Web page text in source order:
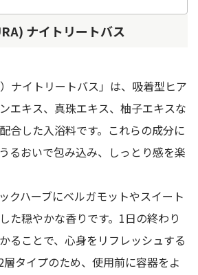
ナイトリートバス
）ナイトリートバス」は、吸着型ヒア
エキス、真珠エキス、柚子エキスな
合した入浴料です。これらの成分に
るおいで包み込み、しっとり感を楽
クハーブにベルガモットやスイート
た穏やかな香りです。1日の終わり
ることで、心身をリフレッシュする
タイプのため、使用前に容器をよ